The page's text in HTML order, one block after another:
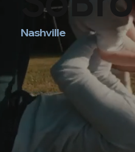
Nashville